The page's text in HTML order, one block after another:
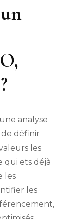
analyse
définir
les
qui ets déjà
les
les